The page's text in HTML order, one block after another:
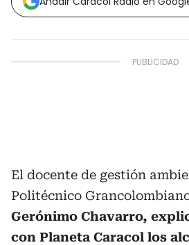
El docente de gestión
Politécnico
Gerónimo Chavarro,
con Planeta Caracol los